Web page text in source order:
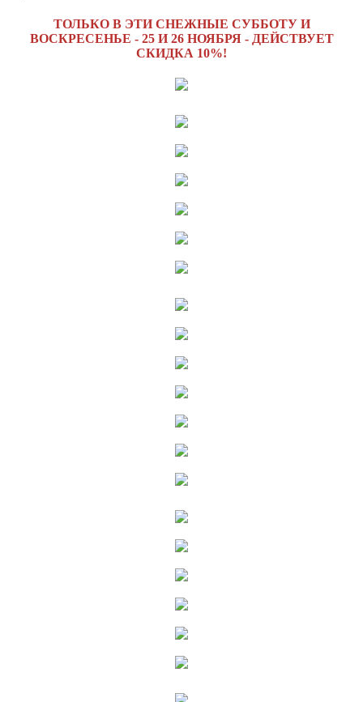
ТОЛЬКО В ЭТИ СНЕЖНЫЕ СУББОТУ И
ВОСКРЕСЕНЬЕ - 25 И 26 НОЯБРЯ - ДЕЙСТВУЕТ
СКИДКА 10%!